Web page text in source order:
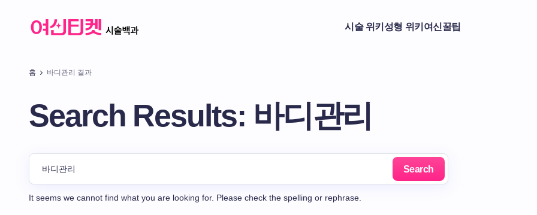
시술 위키 성형 위키 여신꿀팁
홈 바디관리 결과
Search Results: 바디관리
Search
It seems we cannot find what you are looking for. Please check the spelling or rephrase.